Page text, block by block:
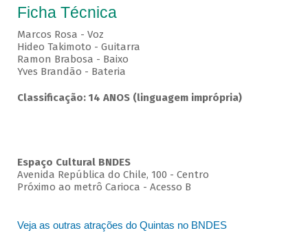
Ficha Técnica
Marcos Rosa - Voz
Hideo Takimoto - Guitarra
Ramon Brabosa - Baixo
Yves Brandão - Bateria
Classificação: 14 ANOS (linguagem imprópria)
Espaço Cultural BNDES
Avenida República do Chile, 100 - Centro
Próximo ao metrô Carioca - Acesso B
Veja as outras atrações do Quintas no BNDES